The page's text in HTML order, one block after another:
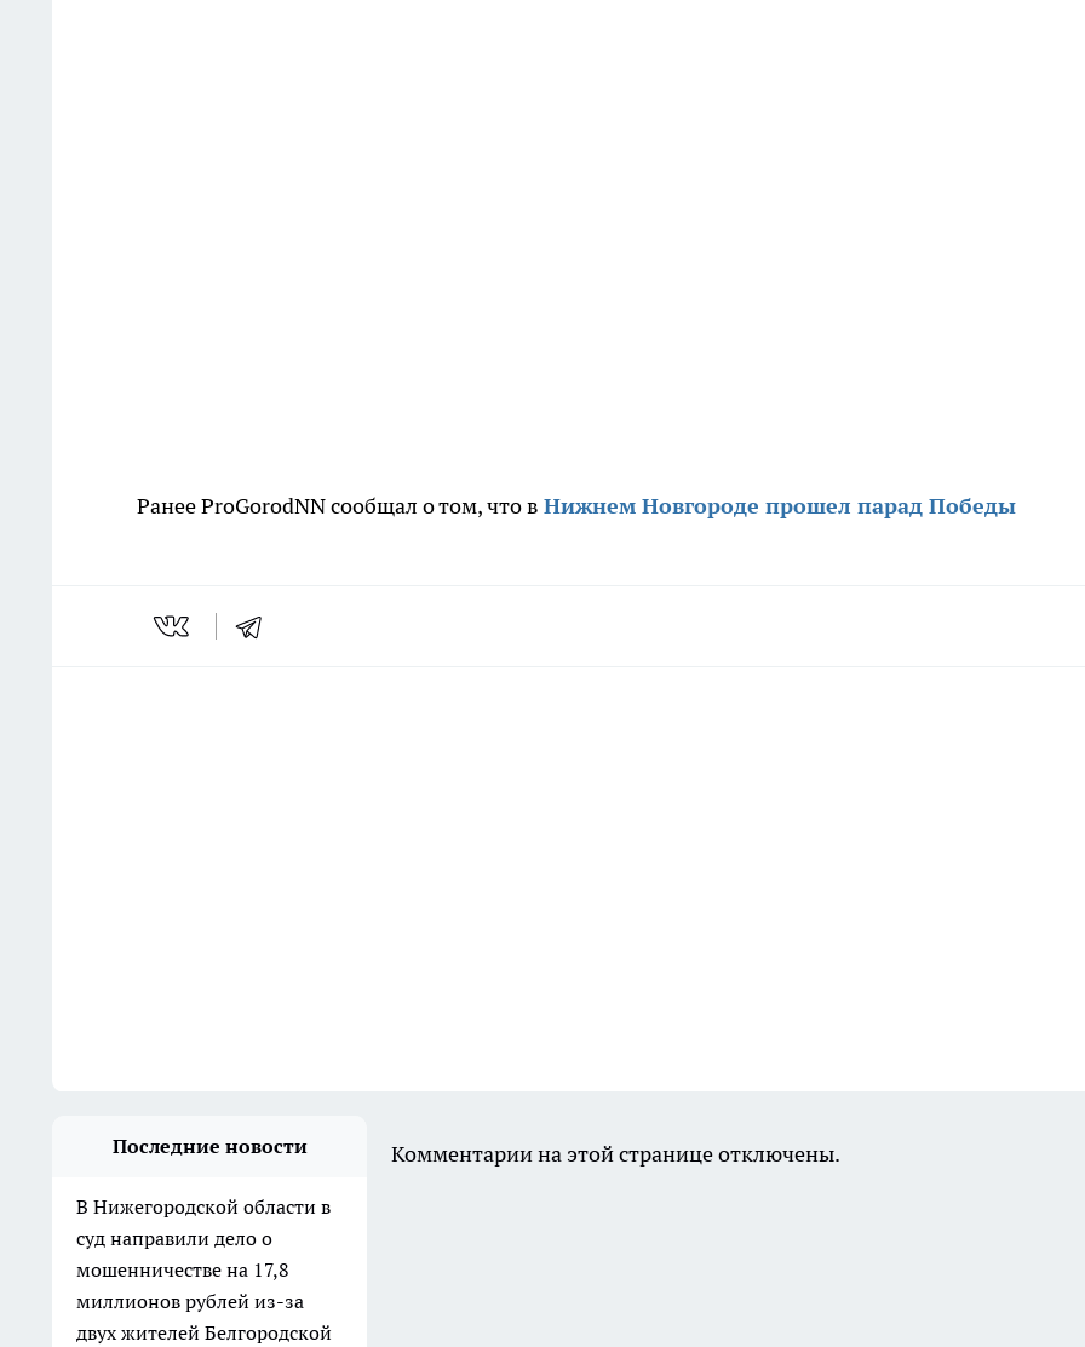
Ранее ProGorodNN сообщал о том, что в Нижнем Новгороде прошел парад Победы
Последние новости
В Нижегородской области в
суд направили дело о
мошенничестве на 17,8
миллионов рублей из-за
двух жителей Белгородской
Комментарии на этой странице отключены.